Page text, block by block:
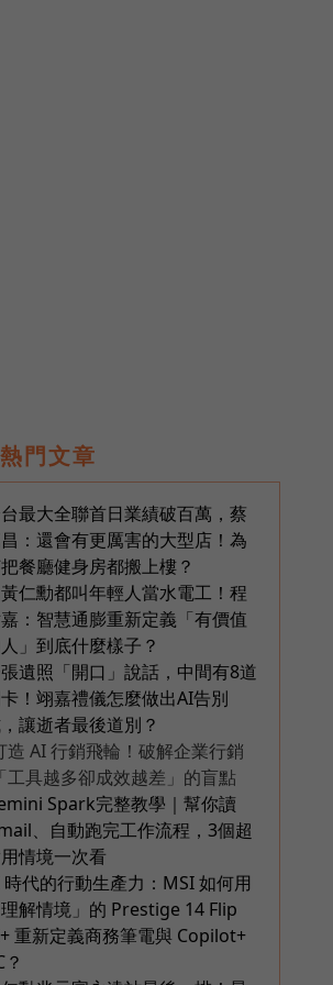
門文章
最大全聯首日業績破百萬，蔡
：還會有更厲害的大型店！為
餐廳健身房都搬上樓？
仁勳都叫年輕人當水電工！程
：智慧通膨重新定義「有價值
」到底什麼樣子？
遺照「開口」說話，中間有8道
！翊嘉禮儀怎麼做出AI告別
讓逝者最後道別？
造 AI 行銷飛輪！破解企業行銷
「工具越多卻成效越差」的盲點
Spark完整教學｜幫你讀
、自動跑完工作流程，3個超
情境一次看
時代的行動生產力：MSI 如何用
理解情境」的 Prestige 14 Flip
重新定義商務筆電與 Copilot+
？